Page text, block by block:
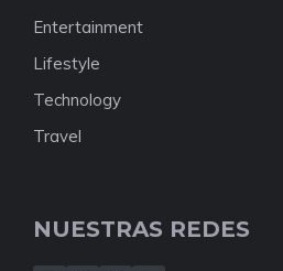
Entertainment
Lifestyle
Technology
Travel
NUESTRAS REDES